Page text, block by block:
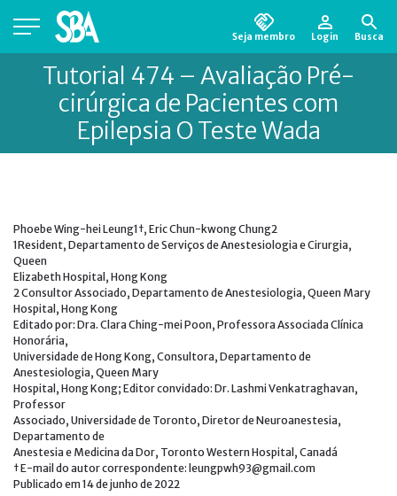
Seja membro Login Busca
Está em busca de algum documento?
Clique
para encontrá-lo.
Tutorial 474 – Avaliação Pré-
cirúrgica de Pacientes com
Epilepsia O Teste Wada
Phoebe Wing-hei Leung1†, Eric Chun-kwong Chung2
1Resident, Departamento de Serviços de Anestesiologia e Cirurgia,
Queen
Elizabeth Hospital, Hong Kong
2 Consultor Associado, Departamento de Anestesiologia, Queen Mary
Hospital, Hong Kong
Editado por: Dra. Clara Ching-mei Poon, Professora Associada Clínica
Honorária,
Universidade de Hong Kong, Consultora, Departamento de
Anestesiologia, Queen Mary
Hospital, Hong Kong; Editor convidado: Dr. Lashmi Venkatraghavan,
Professor
Associado, Universidade de Toronto, Diretor de Neuroanestesia,
Departamento de
Anestesia e Medicina da Dor, Toronto Western Hospital, Canadá
† E-mail do autor correspondente: leungpwh93@gmail.com
Publicado em 14 de junho de 2022